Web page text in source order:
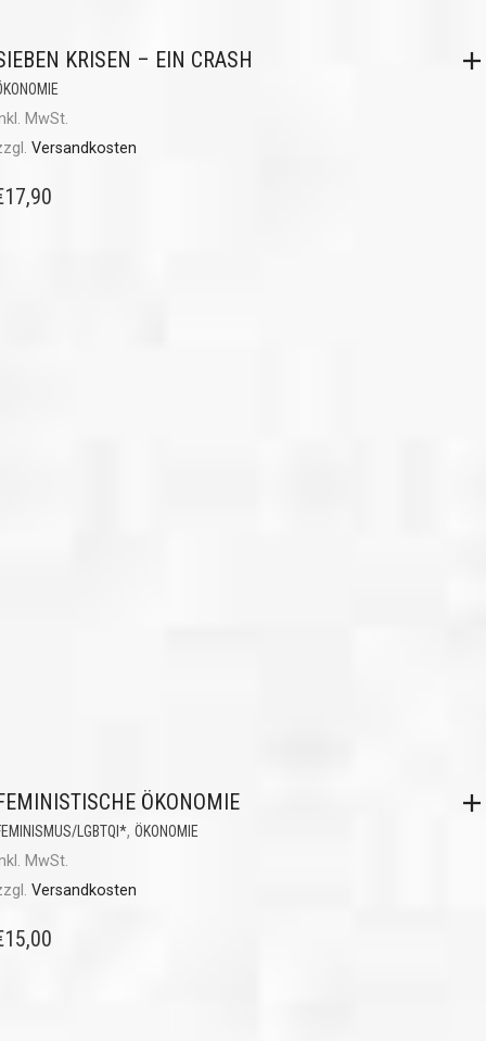
KRISEN – EIN CRASH
MwSt.
Versandkosten
17,90
ÖKONOMIE
LGBTQI*, ÖKONOMIE
MwSt.
Versandkosten
15,00